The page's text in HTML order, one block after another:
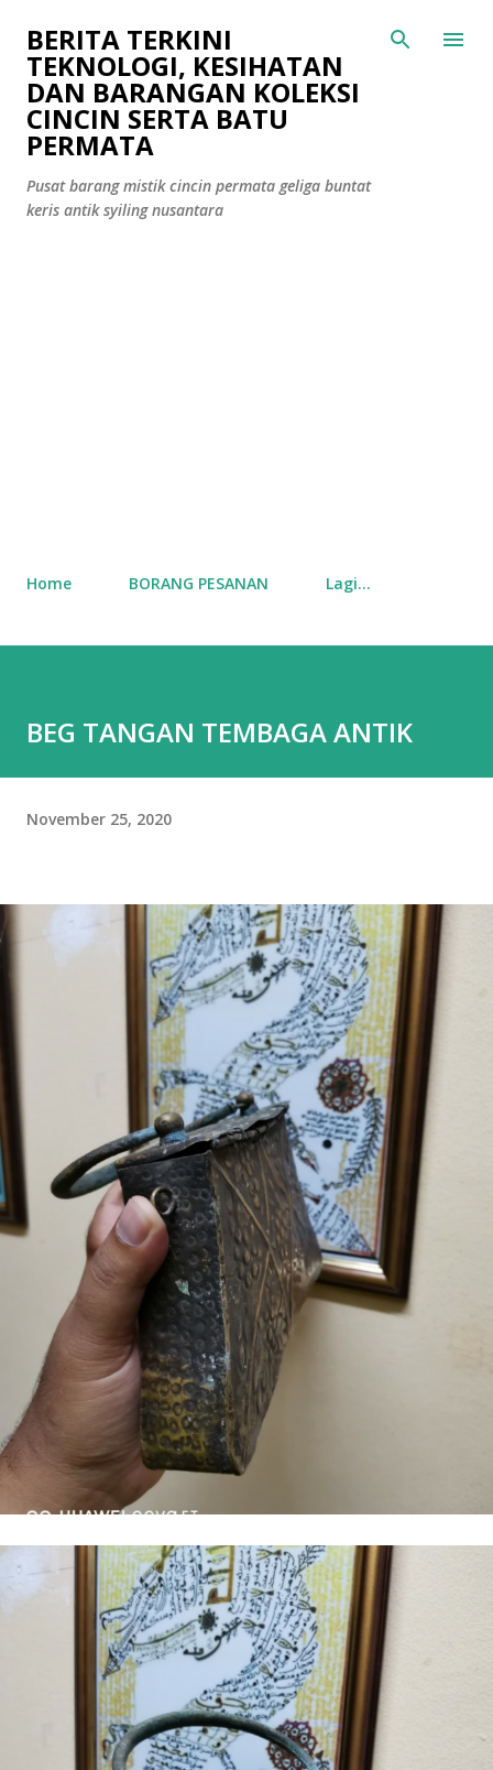
Langkau ke kandungan utama
BERITA TERKINI
TEKNOLOGI, KESIHATAN
DAN BARANGAN KOLEKSI
CINCIN SERTA BATU
PERMATA
Pusat barang mistik cincin permata geliga buntat
keris antik syiling nusantara
Home BORANG PESANAN Lagi…
BEG TANGAN TEMBAGA ANTIK
November 25, 2020